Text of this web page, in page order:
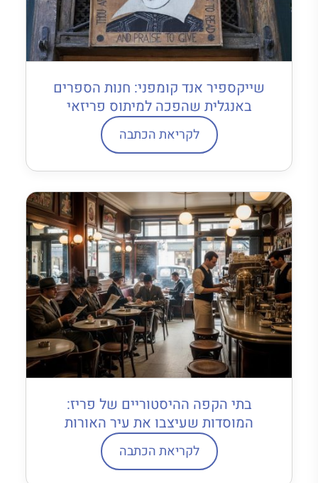
שייקספיר אנד קומפני: חנות הספרים
באנגלית שהפכה למיתוס פריזאי
לקריאת הכתבה
בתי הקפה ההיסטוריים של פריז:
המוסדות שעיצבו את עיר האורות
לקריאת הכתבה